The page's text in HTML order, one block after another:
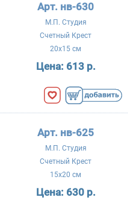
Арт. нв-630
М.П. Студия
Счетный Крест
20x15 см
Цена: 613 р.
Арт. нв-625
М.П. Студия
Счетный Крест
15x20 см
Цена: 630 р.